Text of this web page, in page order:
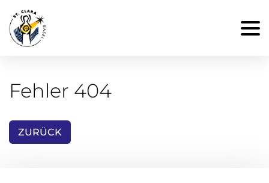
Fehler 404
ZURÜCK